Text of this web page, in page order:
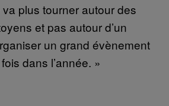
va plus tourner autour des
et pas autour d’un
un grand évènement
dans l’année. »